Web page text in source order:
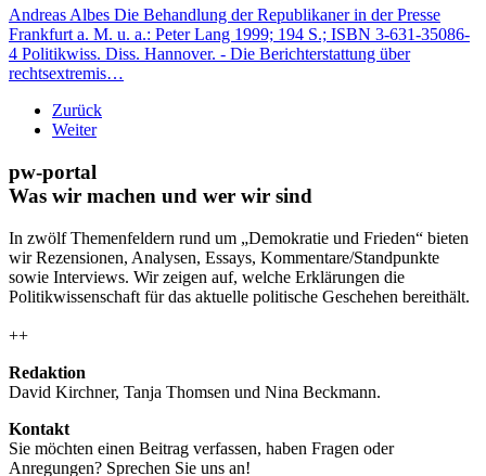
Andreas Albes Die Behandlung der Republikaner in der Presse
Frankfurt a. M. u. a.: Peter Lang 1999; 194 S.; ISBN 3-631-35086-
4 Politikwiss. Diss. Hannover. - Die Berichterstattung über
rechtsextremis…
Zurück
Weiter
pw-portal
Was wir machen und wer wir sind
In zwölf Themenfeldern rund um „Demokratie und Frieden“ bieten
wir Rezensionen, Analysen, Essays, Kommentare/Standpunkte
sowie Interviews. Wir zeigen auf, welche Erklärungen die
Politikwissenschaft für das aktuelle politische Geschehen bereithält.
++
Redaktion
David Kirchner, Tanja Thomsen und Nina Beckmann.
Kontakt
Sie möchten einen Beitrag verfassen, haben Fragen oder
Anregungen? Sprechen Sie uns an!